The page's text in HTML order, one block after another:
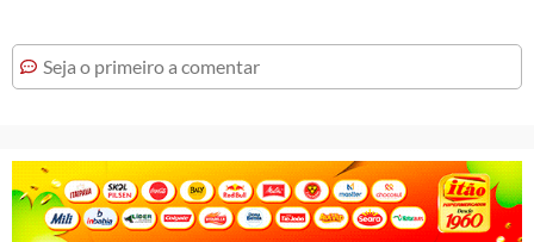
Seja o primeiro a comentar